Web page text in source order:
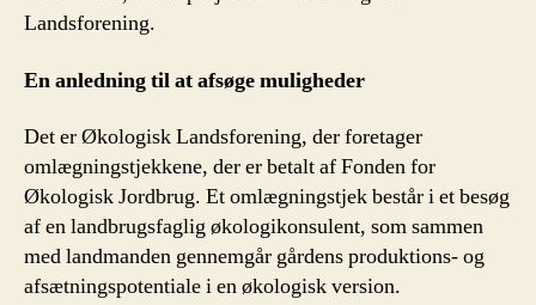
Landsforening.
En anledning til at afsøge muligheder
Det er Økologisk Landsforening, der foretager
omlægningstjekkene, der er betalt af Fonden for
Økologisk Jordbrug. Et omlægningstjek består i et besøg
af en landbrugsfaglig økologikonsulent, som sammen
med landmanden gennemgår gårdens produktions- og
afsætningspotentiale i en økologisk version.